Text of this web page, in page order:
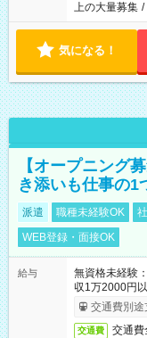
上の大量募集 /
気になる！
【オープニング
き添いも仕事の1
派遣 職種未経験OK
WEB登録・面接OK
給与
無資格未経験
収1万2000円
交通費別途
交通費 交通費